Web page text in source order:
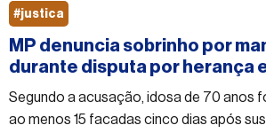
MP denuncia sobrinho por
durante disputa por herança
Segundo a acusação, idosa de 70 anos
ao menos 15 facadas cinco dias após
#justica